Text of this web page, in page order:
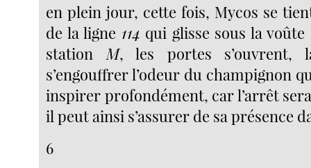
en plein jour, cette fois, Mycos se
de la ligne 114 qui glisse sous la
station M, les portes s’ouvrent,
s’engouffrer l’odeur du champignon
inspirer profondément, car l’arrêt
il peut ainsi s’assurer de sa présence
6